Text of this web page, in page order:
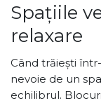
Spațiile
relaxare
Când trăiești
nevoie de un
echilibrul.